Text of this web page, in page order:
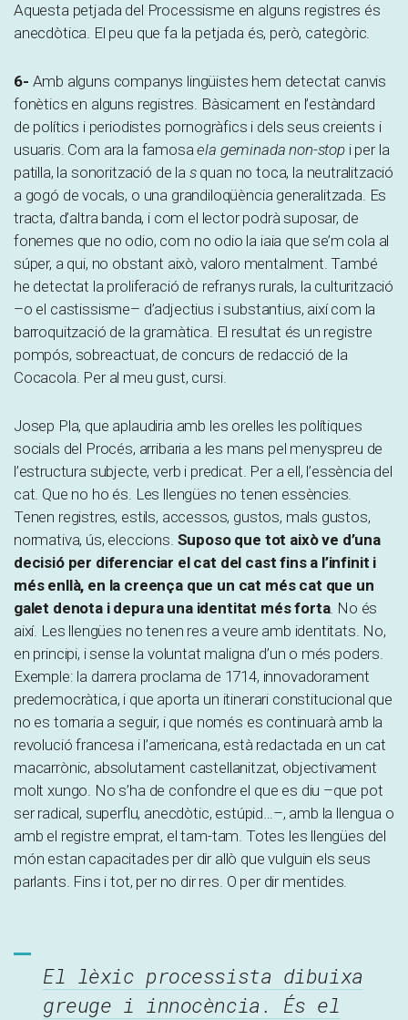
Aquesta petjada del Processisme en alguns registres és
anecdòtica. El peu que fa la petjada és, però, categòric.
6- Amb alguns companys lingüistes hem detectat canvis
fonètics en alguns registres. Bàsicament en l’estàndard
de polítics i periodistes pornogràfics i dels seus creients i
usuaris. Com ara la famosaela geminada non-stop i per la
patilla, la sonorització de la squan no toca, la neutralització
a gogó de vocals, o una grandiloqüència generalitzada. Es
tracta, d’altra banda, i com el lector podrà suposar, de
fonemes que no odio, com no odio la iaia que se’m cola al
súper, a qui, no obstant això, valoro mentalment. També
he detectat la proliferació de refranys rurals, la culturització
–o el castissisme– d’adjectius i substantius, així com la
barroquització de la gramàtica. El resultat és un registre
pompós, sobreactuat, de concurs de redacció de la
Cocacola. Per al meu gust, cursi.
Josep Pla, que aplaudiria amb les orelles les polítiques
socials del Procés, arribaria a les mans pel menyspreu de
l’estructura subjecte, verb i predicat. Per a ell, l’essència del
cat. Que no ho és. Les llengües no tenen essències.
Tenen registres, estils, accessos, gustos, mals gustos,
normativa, ús, eleccions. Suposo que tot això ve d’una
decisió per diferenciar el cat del cast fins a l’infinit i
més enllà, en la creença que un cat més cat que un
galet denota i depura una identitat més forta. No és
així. Les llengües no tenen res a veure amb identitats. No,
en principi, i sense la voluntat maligna d’un o més poders.
Exemple: la darrera proclama de 1714, innovadorament
predemocràtica, i que aporta un itinerari constitucional que
no es tornaria a seguir, i que només es continuarà amb la
revolució francesa i l’americana, està redactada en un cat
macarrònic, absolutament castellanitzat, objectivament
molt xungo. No s’ha de confondre el que es diu –que pot
ser radical, superflu, anecdòtic, estúpid…–, amb la llengua o
amb el registre emprat, el tam-tam. Totes les llengües del
món estan capacitades per dir allò que vulguin els seus
parlants. Fins i tot, per no dir res. O per dir mentides.
El lèxic processista dibuixa
greuge i innocència. És el